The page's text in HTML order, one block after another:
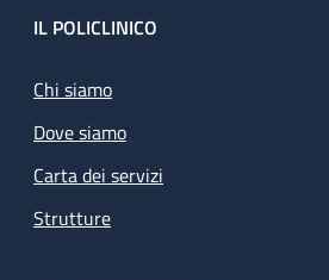
Footer
IL POLICLINICO
Chi siamo
Dove siamo
Carta dei servizi
Strutture